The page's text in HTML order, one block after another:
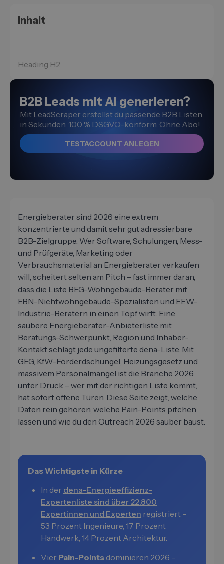
Inhalt
Heading H2
B2B Leads mit AI generieren?
Mit LeadScraper erstellst du passende B2B Listen
in Sekunden. 100 % DSGVO-konform. Ohne Abo!
TESTACCOUNT ANLEGEN
Energieberater sind 2026 eine extrem
konzentrierte und damit sehr gut adressierbare
B2B-Zielgruppe. Wer Software, Schulungen, Mess-
und Prüfgeräte, Marketing oder
Verbrauchsmaterial an Energieberater verkaufen
will, scheitert selten am Pitch – fast immer daran,
dass die Liste BEG-Wohngebäude-Berater mit
EBN-Nichtwohngebäude-Spezialisten und EEW-
Industrie-Beratern in einen Topf wirft. Eine
saubere Energieberater-Anbieterliste mit
Beratungs-Schwerpunkt, Region und Inhaber-
Kontakt schlägt jede ungefilterte dena-Liste. Mit
GEG, KfW-Förderdschungel, Heizungsgesetz und
massivem Personalmangel ist die Branche 2026
unter Druck – wer mit der richtigen Liste kommt,
hat sofort offene Türen. Diese Seite zeigt, welche
Daten rein gehören, welche Pain-Points pitchen
lassen und wie du den Outreach 2026 sauber baust.
Das Wichtigste in Kürze
In der dena-Energieeffizienz-
Expertenliste sind über 22.800
Expertinnen und Experten registriert –
53 Prozent Ingenieure, 17 Prozent
Handwerk, 14 Prozent Architektur.
Vier Pain-Points dominieren 2026 –